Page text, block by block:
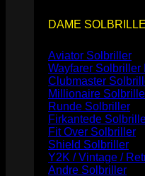
DAME
Aviator Solbriller
Wayfarer Solbriller
Clubmaster
Millionaire
Runde Solbriller
Firkantede
Fit Over Solbriller
Shield Solbriller
Y2K / Vintage /
Andre Solbriller